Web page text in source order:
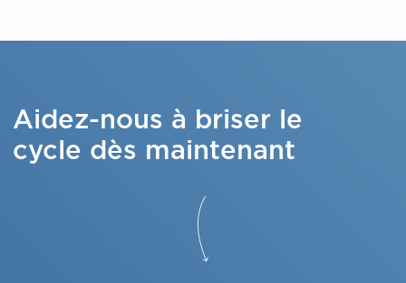
Aidez-nous à briser le
cycle dès maintenant